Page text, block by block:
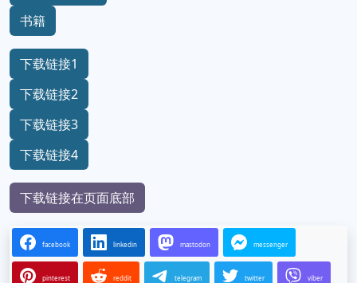
书籍
下载链接1
下载链接2
下载链接3
下载链接4
下载链接在页面底部
facebook linkedin mastodon messenger
pinterest reddit telegram twitter viber